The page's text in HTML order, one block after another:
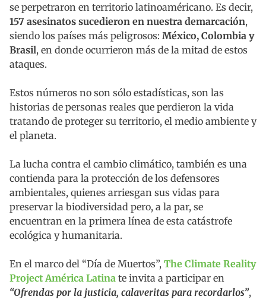
se perpetraron en territorio latinoaméricano. Es decir,
157 asesinatos sucedieron en nuestra demarcación,
siendo los países más peligrosos: México, Colombia y
Brasil, en donde ocurrieron más de la mitad de estos
ataques.
Estos números no son sólo estadísticas, son las
historias de personas reales que perdieron la vida
tratando de proteger su territorio, el medio ambiente y
el planeta.
La lucha contra el cambio climático, también es una
contienda para la protección de los defensores
ambientales, quienes arriesgan sus vidas para
preservar la biodiversidad pero, a la par, se
encuentran en la primera línea de esta catástrofe
ecológica y humanitaria.
En el marco del “Día de Muertos”, The Climate Reality
Project América Latina te invita a participar en
“Ofrendas por la justicia, calaveritas para recordarlos”,